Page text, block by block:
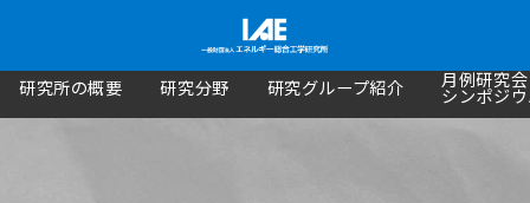
研究所の概要 研究分野 研究グループ紹介 月例研究
シンポジ